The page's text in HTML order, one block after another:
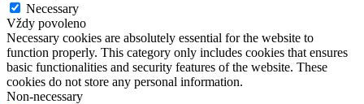
Necessary
Vždy povoleno
Necessary cookies are absolutely essential for the website to
function properly. This category only includes cookies that ensures
basic functionalities and security features of the website. These
cookies do not store any personal information.
Non-necessary